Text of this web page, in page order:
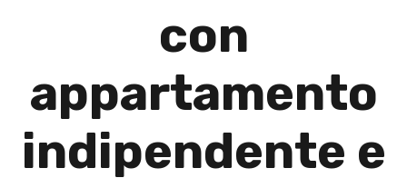
con
appartamento
indipendente e